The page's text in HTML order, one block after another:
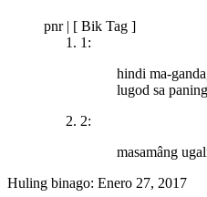
pnr | [ Bik Tag ]
1:
hindi ma-
lugod sa
2:
masamâng
Huling binago: Enero 27, 2017